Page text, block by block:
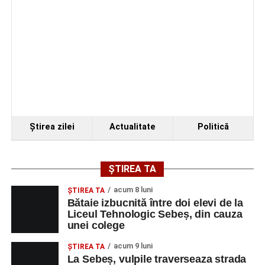
reprezintă doar începutul unei serii de concerte care vor
avea loc pe parcursul taberei, oferind comunității din
și de a lua parte la un veritabil schimb cultural prin
Adaugă-ne ca sursă preferată
Urmărește-ne pe Google News
Ştirea zilei Actualitate Politică
ȘTIREA TA
ŞTIREA TA acum 8 luni
Bătaie izbucnită între doi elevi de la
Liceul Tehnologic Sebeș, din cauza
unei colege
ŞTIREA TA acum 9 luni
La Sebeș, vulpile traverseaza strada